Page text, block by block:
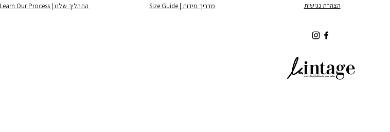
התהליך שלנו | Learn Our Process מדריך מידות | Size Guide הצהרת נגישות